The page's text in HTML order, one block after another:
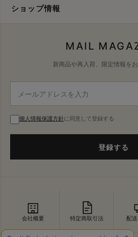
ショップ情報
MAIL
新商品や再入荷、限定情報をお
個人情報保護方針に同意して登録する
登録する
会社概要 特定商取引法 配